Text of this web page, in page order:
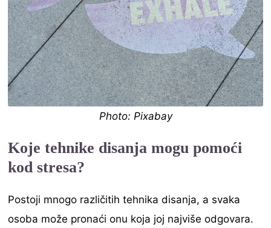
Photo: Pixabay
Koje tehnike disanja mogu pomoći
kod stresa?
Postoji mnogo različitih tehnika disanja, a svaka
osoba može pronaći onu koja joj najviše odgovara.